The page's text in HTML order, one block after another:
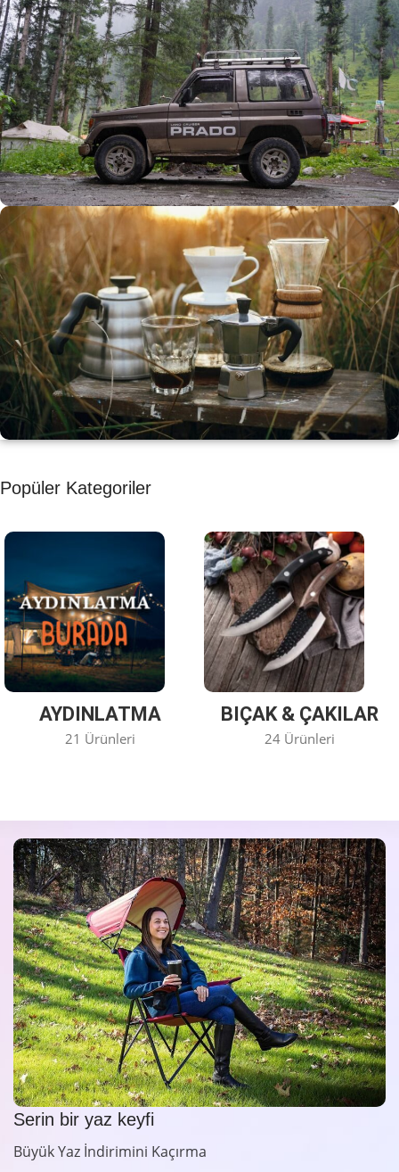
0
Günler
00
Hr
00
Min
00
SSK
Alışverişe Başla
ARAÇ AKSESUARLARI
SATIŞ VE MONTAJ
Keşfet
KAHVE KEYFİ
Kahvemizi Denediniz mi ?
Keşfet
Popüler Kategoriler
AYDINLATMA
21 Ürünleri
BIÇAK & ÇAKILAR
24 Ürünleri
Serin bir yaz keyfi
Büyük Yaz İndirimini Kaçırma